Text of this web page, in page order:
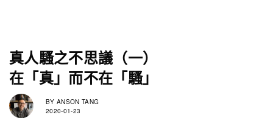
真人騷之不思議（一）
在「真」而不在「騷」
BY ANSON TANG
2020-01-23